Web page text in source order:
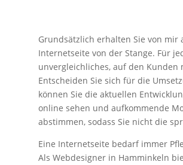
Grundsätzlich erhalten Sie von mir
Internetseite von der Stange. Für
unvergleichliches, auf den Kunden
Entscheiden Sie sich für die
können Sie die aktuellen
online sehen und aufkommende
abstimmen, sodass Sie nicht die
Eine Internetseite bedarf immer
Als Webdesigner in Hamminkeln